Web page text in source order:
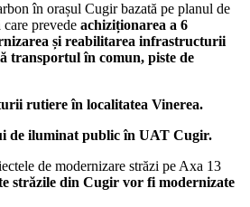
în orașul Cugir bazată pe planul de
prevede achiziționarea a 6
și reabilitarea infrastructurii
transportul în comun, piste de
rutiere în localitatea Vinerea.
de iluminat public în UAT Cugir.
de modernizare străzi pe Axa 13
străzile din Cugir vor fi modernizate